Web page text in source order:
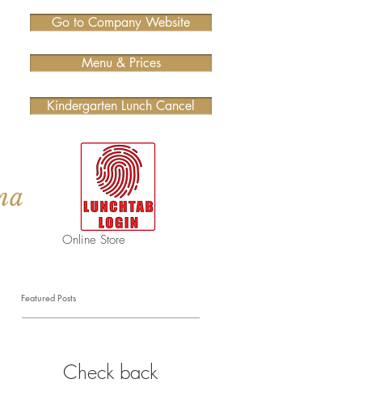
Go to Company Website
Menu & Prices
Kindergarten Lunch Cancel
Online Store
Featured Posts
Check back